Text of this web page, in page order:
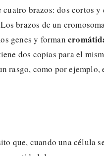
brazos: dos cortos y
brazos de un
genes y forman
dos copias para el
rasgo, como por ejemplo,
que, cuando una célula